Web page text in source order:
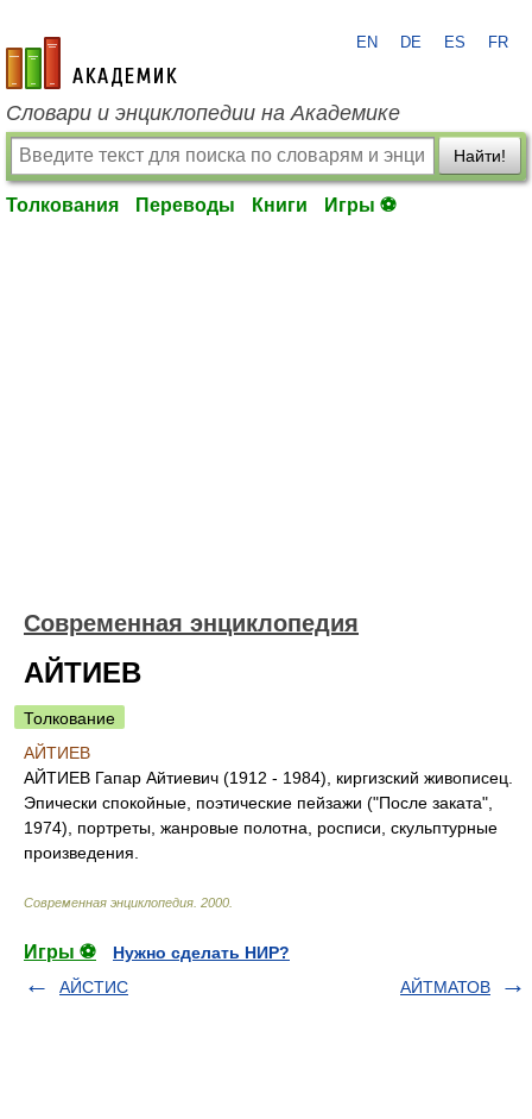
academic.ru
EN DE ES FR
Словари и энциклопедии на Академике
Найти!
Толкования Переводы Книги Игры ⚽
Современная энциклопедия
АЙТИЕВ
Толкование
АЙТИЕВ
АЙТИЕВ Гапар Айтиевич (1912 - 1984), киргизский живописец.
Эпически спокойные, поэтические пейзажи ("После заката",
1974), портреты, жанровые полотна, росписи, скульптурные
произведения.
Современная энциклопедия 2000
Игры ⚽
Нужно сделать НИР?
АЙСТИС
АЙТМАТОВ